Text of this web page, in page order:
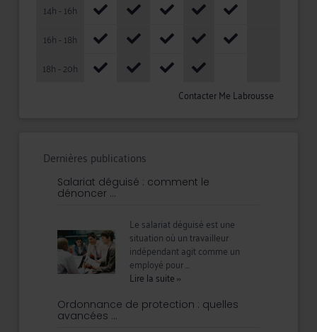
14h - 16h
16h - 18h
18h - 20h
Contacter Me Labrousse
Dernières publications
Salariat déguisé : comment le
dénoncer ...
Le salariat déguisé est une
situation où un travailleur
indépendant agit comme un
employé pour ...
Lire la suite››
Ordonnance de protection : quelles
avancées ...